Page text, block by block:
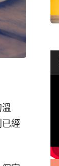
經